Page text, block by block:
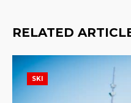
RELATED
SKI